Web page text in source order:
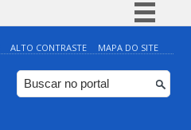
Simplifique!
Comunica BR
Participe
ALTO CONTRASTE MAPA DO SITE